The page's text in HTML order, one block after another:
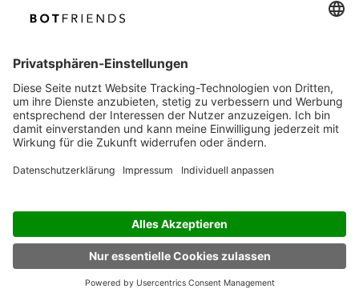
Maximale Skalierung bei vollem ROI:
Experten zeigen,
wie AI Agents Ihre Anliegen 24/7
autonom lösen und Ihr Team spürbar
entlastet.
DE